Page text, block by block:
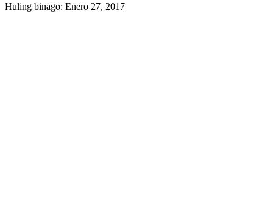
Huling binago: Enero 27, 2017